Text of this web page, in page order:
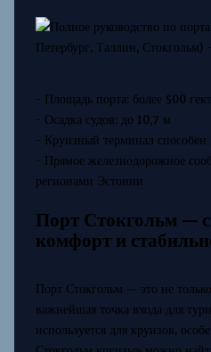
- Площадь порта: более 500
- Осадка судов: до 10,7 м
- Круизный терминал способен
- Прямое железнодорожное
регионами Эстонии
Порт Стокгольм —
комфорт и
Порт Стокгольм — это не
важнейшая точка входа для
используется для круизов,